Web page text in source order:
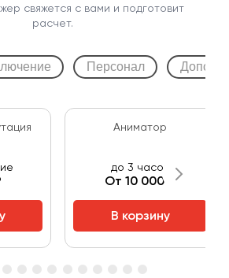
свяжется с вами и подготовит
расчет.
Персонал
Аниматор
до 3 часов
От 10 000 ₽
В корзину